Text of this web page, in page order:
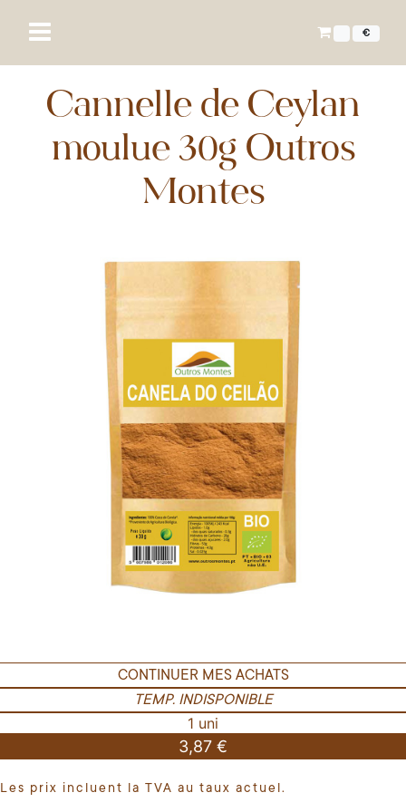
€
Cannelle de Ceylan
moulue 30g Outros
Montes
CONTINUER MES ACHATS
TEMP. INDISPONIBLE
1 uni
3,87 €
Les prix incluent la TVA au taux actuel.